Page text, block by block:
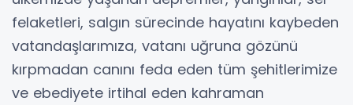
felaketleri, salgın sürecinde hayatını kaybeden
vatandaşlarımıza, vatanı uğruna gözünü
kırpmadan canını feda eden tüm şehitlerimize
ve ebediyete irtihal eden kahraman